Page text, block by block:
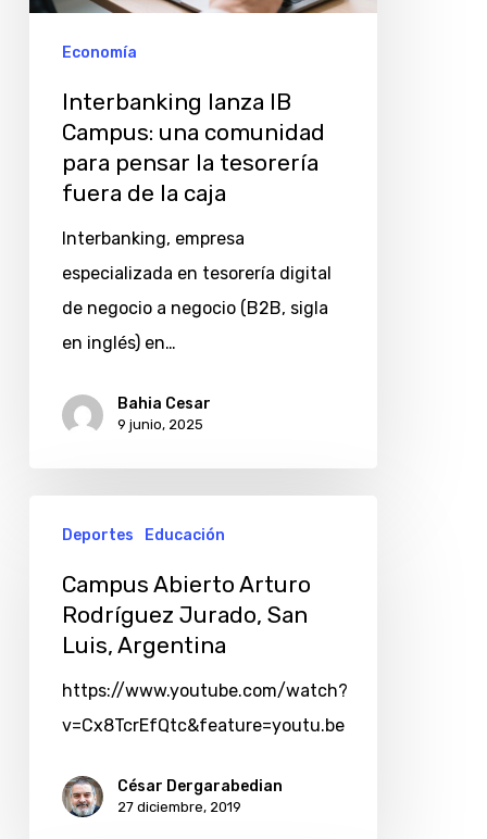
comunidad
para
tesorería
fuera
Economía
Interbanking lanza IB
Campus: una comunidad
para pensar la tesorería
fuera de la caja
Interbanking, empresa
especializada en tesorería digital
de negocio a negocio (B2B, sigla
en inglés) en…
Bahia Cesar
9 junio, 2025
Deportes Educación
Campus Abierto Arturo
Rodríguez Jurado, San
Luis, Argentina
https://www.youtube.com/watch?
v=Cx8TcrEfQtc&feature=youtu.be
César Dergarabedian
27 diciembre, 2019